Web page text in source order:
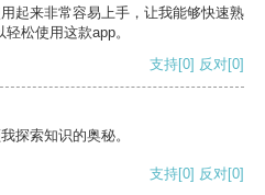
起来非常容易上手，让我能够快速熟
松使用这款app。
支持[0] 反对[0]
探索知识的奥秘。
支持[0] 反对[0]